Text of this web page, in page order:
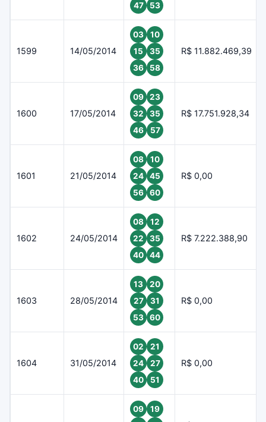
47
53
1599 14/05/2014
03
10
15
35
36
58
R$ 11.882.469,39
1600 17/05/2014
09
23
32
35
46
57
R$ 17.751.928,34
1601 21/05/2014
08
10
24
45
56
60
R$ 0,00
1602 24/05/2014
08
12
22
35
40
44
R$ 7.222.388,90
1603 28/05/2014
13
20
27
31
53
60
R$ 0,00
1604 31/05/2014
02
21
24
27
40
51
R$ 0,00
09
19